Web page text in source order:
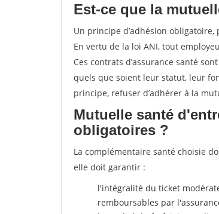
Est-ce que la
Un principe d’adhésion
En vertu de la loi ANI, tout
Ces contrats d’assurance santé
quels que soient leur statut, leur
principe, refuser d’adhérer à la
Mutuelle santé
obligatoires ?
La complémentaire santé choisie
elle doit garantir :
l'intégralité du ticket
remboursables par